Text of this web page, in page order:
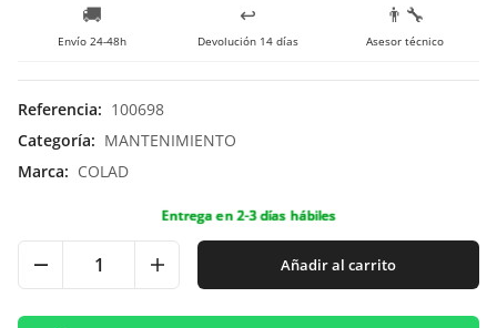
🚚
Envío 24-48h
↩️
Devolución 14 días
👨‍🔧
Asesor técnico
Referencia: 100698
Categoría: MANTENIMIENTO
Marca: COLAD
Entrega en 2-3 días hábiles
Añadir al carrito